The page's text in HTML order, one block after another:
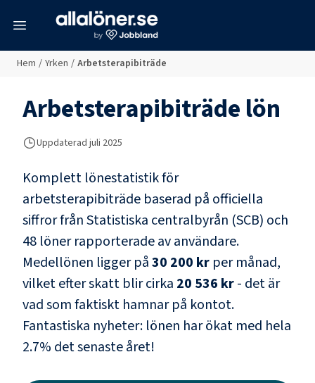
Hem / Yrken / Arbetsterapibiträde
Arbetsterapibiträdelön
Uppdaterad juli 2025
Komplett lönestatistik för
arbetsterapibiträde baserad på officiella
siffror från Statistiska centralbyrån (SCB) och
48 löner rapporterade av användare.
Medellönen ligger på30 200 kr per månad,
vilket efter skatt blir cirka 20 536 kr- det är
vad som faktiskt hamnar på kontot.
Fantastiska nyheter: lönen har ökat med hela
2.7% det senaste året!